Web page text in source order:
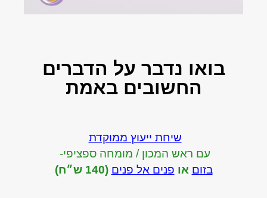
בואו נדבר על הדברים
החשובים באמת
שיחת ייעוץ ממוקדת
עם ראש המכון / מומחה ספציפי-
בזום או פנים אל פנים (140 ש״ח)